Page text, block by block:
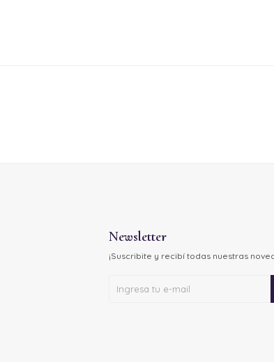
Newsletter
¡Suscribite y recibí todas nuestras